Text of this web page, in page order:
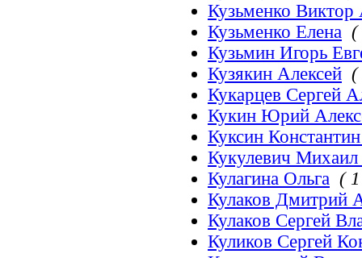
Кузьменко Виктор
Кузьменко Елена (
Кузьмин Игорь
Кузякин Алексей (
Кукарцев Сергей
Кукин Юрий
Куксин
Кукулевич Михаил
Кулагина Ольга (
Кулаков Дмитрий
Кулаков Сергей
Куликов Сергей